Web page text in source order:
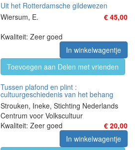
Uit het Rotterdamsche gildewezen
Wiersum, E.
€ 45,00
Kwaliteit: Zeer goed
In winkelwagentje
Toevoegen aan Delen met vrienden
Tussen plafond en plint :
cultuurgeschiedenis van het behang
Strouken, Ineke, Stichting Nederlands
Centrum voor Volkscultuur
€ 20,00
Kwaliteit: Zeer goed
In winkelwagentje